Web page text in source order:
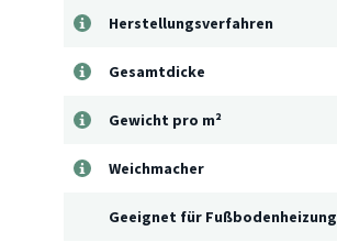
Herstellungsverfahren
Gesamtdicke
Gewicht pro m²
Weichmacher
Geeignet für Fußbodenheizung